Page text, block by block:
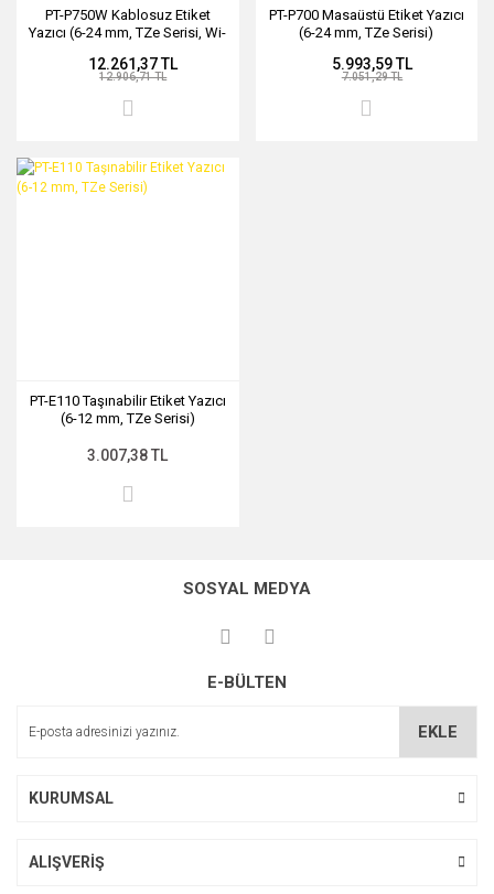
PT-P750W Kablosuz Etiket
Yazıcı (6-24 mm, TZe Serisi, Wi-
12.261,37 TL
12.906,71 TL
PT-P700 Masaüstü Etiket Yazıcı
(6-24 mm, TZe Serisi)
5.993,59 TL
7.051,29 TL
PT-E110 Taşınabilir Etiket Yazıcı
(6-12 mm, TZe Serisi)
3.007,38 TL
SOSYAL MEDYA
E-BÜLTEN
EKLE
KURUMSAL
ALIŞVERİŞ